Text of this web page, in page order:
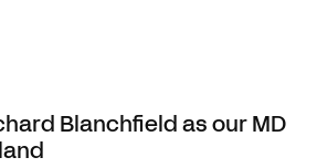
Blanchfield as our MD